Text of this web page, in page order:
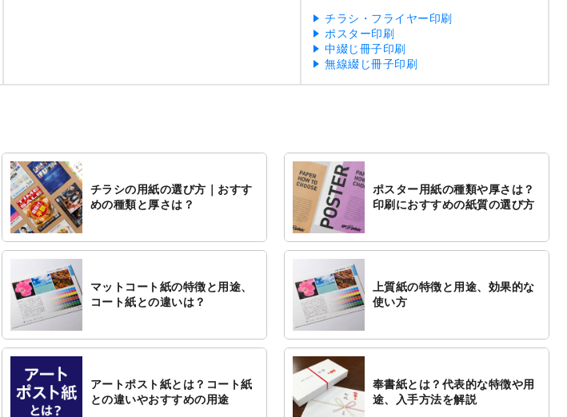
チラシ・フライヤー印刷
ポスター印刷
中綴じ冊子印刷
無線綴じ冊子印刷
チラシの用紙の選び方｜おすす
めの種類と厚さは？
ポスター用紙の種類や厚さは？
印刷におすすめの紙質の選び方
マットコート紙の特徴と用途、
コート紙との違いは？
上質紙の特徴と用途、効果的な
使い方
アートポスト紙とは？コート紙
との違いやおすすめの用途
奉書紙とは？代表的な特徴や用
途、入手方法を解説